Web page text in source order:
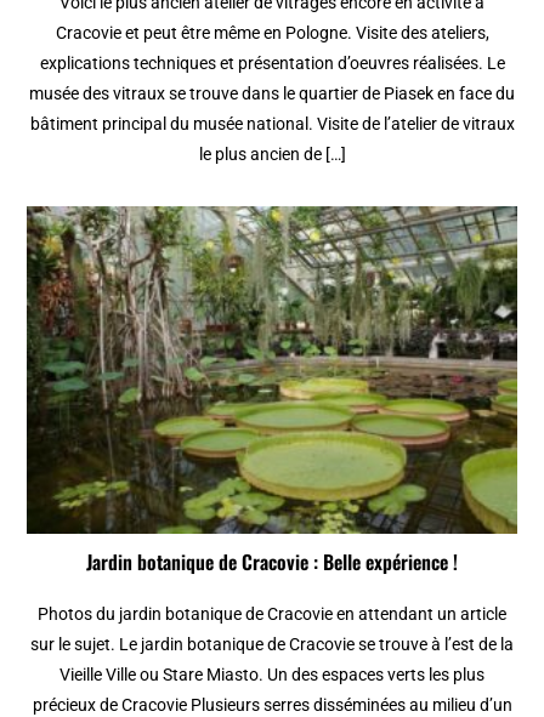
Cracovie et peut être même en Pologne. Visite des ateliers,
explications techniques et présentation d’oeuvres réalisées. Le
musée des vitraux se trouve dans le quartier de Piasek en face du
bâtiment principal du musée national. Visite de l’atelier de vitraux
le plus ancien de […]
Jardin botanique de Cracovie : Belle expérience !
Photos du jardin botanique de Cracovie en attendant un article
sur le sujet. Le jardin botanique de Cracovie se trouve à l’est de la
Vieille Ville ou Stare Miasto. Un des espaces verts les plus
précieux de Cracovie Plusieurs serres disséminées au milieu d’un